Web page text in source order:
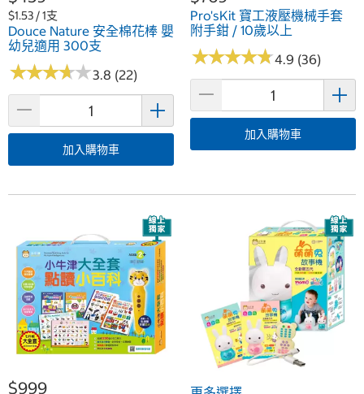
$1.53 / 1支
Douce Nature 安全棉花棒 嬰
幼兒適用 300支
★★★★★
★★★★★3.8 (22)
加入購物車
Pro'sKit 寶工液壓機械手套
附手鉗 / 10歲以上
★★★★★
★★★★★4.9 (36)
加入購物車
$999